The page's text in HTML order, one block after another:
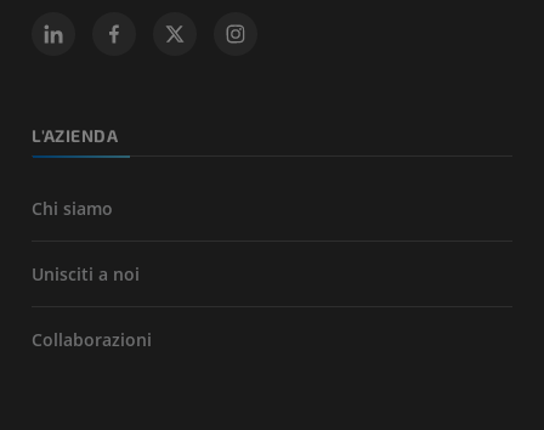
L'AZIENDA
Chi siamo
Unisciti a noi
Collaborazioni